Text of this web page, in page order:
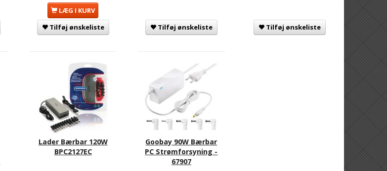
LÆG I KURV
Tilføj ønskeliste
Tilføj ønskeliste Tilføj ønskeliste
Lader Bærbar 120W
BPC2127EC
Goobay 90W Bærbar
PC Strømforsyning -
67907